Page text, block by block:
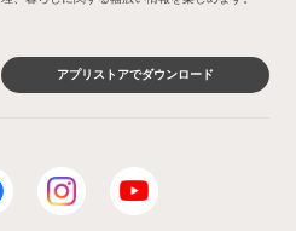
アプリストアでダウンロード